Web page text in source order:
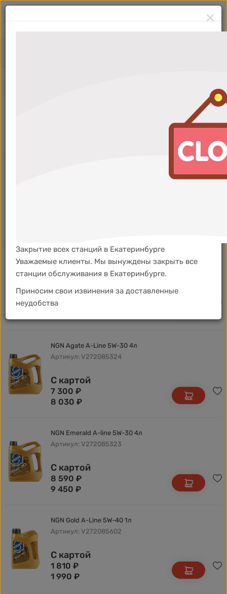
Фильтры
NGN Gold A-Line 5W-40 4л
Артикул: V272085302
С картой
6 840
NGN Agate A-Line 5W-30 4л
Артикул: V272085324
С картой
7 300 ₽
8 030 ₽
NGN Emerald A-line 5W-30 4л
Артикул: V272085323
С картой
8 590 ₽
9 450 ₽
NGN Gold A-Line 5W-40 1л
Артикул: V272085602
С картой
1 810 ₽
1 990 ₽
Закрытие всех станций в Екатеринбурге
Уважаемые клиенты. Мы вынуждены закрыть все
станции обслуживания в Екатеринбурге.
Приносим свои извинения за доставленные
неудобства